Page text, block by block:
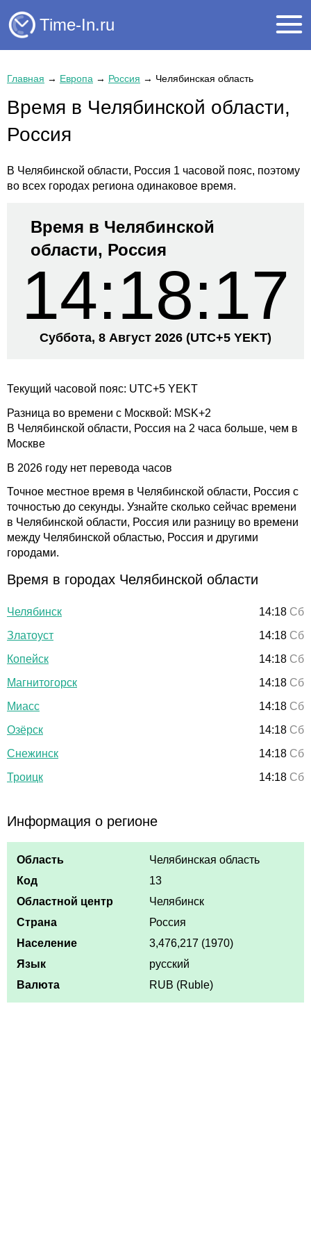
Time-In.ru
Главная → Европа → Россия → Челябинская область
Время в Челябинской области,
Россия
В Челябинской области, Россия 1 часовой пояс, поэтому
во всех городах региона одинаковое время.
Время в Челябинской
области, Россия
14:18:17
Суббота, 8 Август 2026 (UTC+5 YEKT)
Текущий часовой пояс: UTC+5 YEKT
Разница во времени с Москвой: MSK+2
В Челябинской области, Россия на 2 часа больше, чем в
Москве
В 2026 году нет перевода часов
Точное местное время в Челябинской области, Россия с
точностью до секунды. Узнайте сколько сейчас времени
в Челябинской области, Россия или разницу во времени
между Челябинской областью, Россия и другими
городами.
Время в городах Челябинской области
Челябинск 14:18 Сб
Златоуст
14:18 Сб
Копейск
14:18 Сб
Магнитогорск
14:18 Сб
Миасс
14:18 Сб
Озёрск
14:18 Сб
Снежинск
14:18 Сб
Троицк
14:18 Сб
Информация о регионе
Область
Челябинская область
Код
13
Областной центр
Челябинск
Страна
Россия
Население
3,476,217 (1970)
Язык
русский
Валюта
RUB (Ruble)